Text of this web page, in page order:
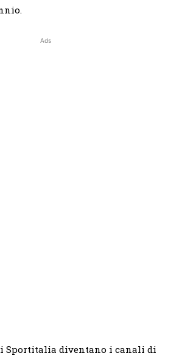
Ads
Sportitalia diventano i canali di